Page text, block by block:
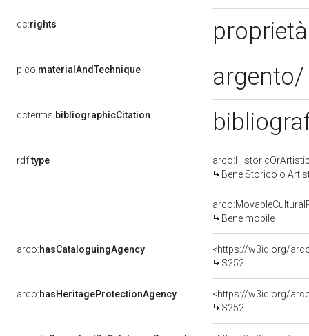
dc:rights
pico:materialAndTechnique
dcterms:bibliographicCitation
rdf:type
Bene Storico o
Bene mobile
arco:hasCataloguingAgency
<https://w3id.org/
S252
arco:hasHeritageProtectionAgency
<https://w3id.org/
S252